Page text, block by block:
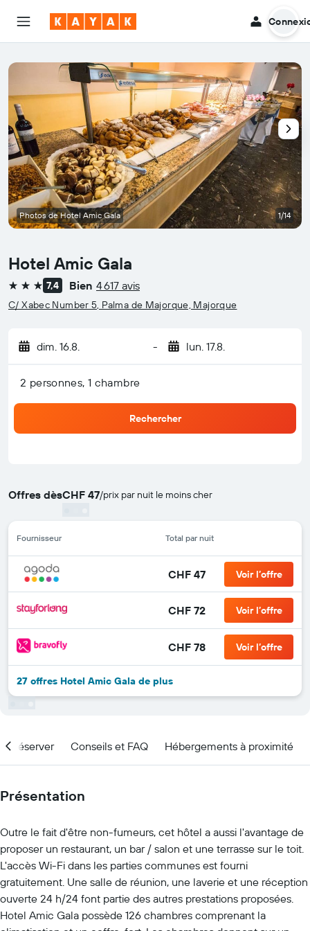
Hotel Amic Gala
3 étoiles7,4 Bien 4 617 avis
C/ Xabec Number 5, Palma de Majorque, Majorque
dim. 16.8. - lun. 17.8.
2 personnes, 1 chambre
Rechercher
Offres dèsCHF 47/prix par nuit le moins cher
Fournisseur Total par nuit
CHF 47 Voir l’offre
CHF 72 Voir l’offre
CHF 78 Voir l’offre
27 offres Hotel Amic Gala de plus
Photos de Hotel Amic Gala 1/14
réserver Conseils et FAQ Hébergements à proximité
Présentation
Outre le fait d'être non-fumeurs, cet hôtel a aussi l'avantage de
proposer un restaurant, un bar / salon et une terrasse sur le toit.
L'accès Wi-Fi dans les parties communes est fourni
gratuitement. Une salle de réunion, une laverie et une réception
ouverte 24 h/24 font partie des autres prestations proposées.
Hotel Amic Gala possède 126 chambres comprenant la